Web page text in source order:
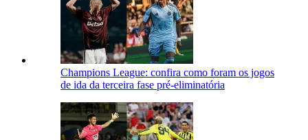
Champions League: confira como foram os jogos
de ida da terceira fase pré-eliminatória